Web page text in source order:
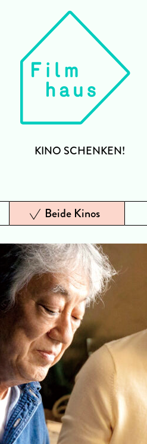
KINO SCHENKEN!
Beide Kinos